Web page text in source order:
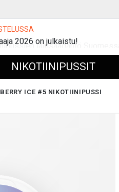
2026 on julkaistu!
NIKOTIINIPUSSIT
ICE #5 NIKOTIINIPUSSI